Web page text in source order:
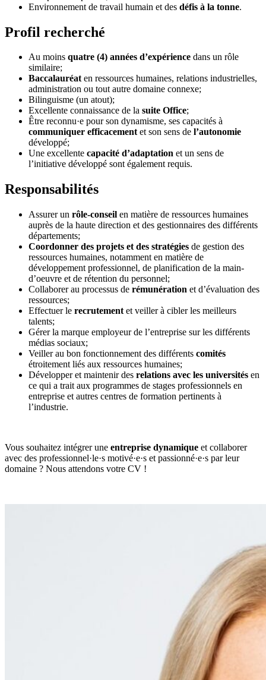
Environnement de travail humain et des défis à la tonne.
Profil recherché
Au moins quatre (4) années d’expérience dans un rôle
similaire;
Baccalauréaten ressources humaines, relations industrielles,
administration ou tout autre domaine connexe;
Bilinguisme (un atout);
Excellente connaissance de la suite Office;
Être reconnu·e pour son dynamisme, ses capacités à
communiquer efficacementet son sens de l’autonomie
développé;
Une excellente capacité d’adaptation et un sens de
l’initiative développé sont également requis.
Responsabilités
Assurer un rôle-conseil en matière de ressources humaines
auprès de la haute direction et des gestionnaires des différents
départements;
Coordonner des projets et des stratégies de gestion des
ressources humaines, notamment en matière de
développement professionnel, de planification de la main-
d’oeuvre et de rétention du personnel;
Collaborer au processus de rémunération et d’évaluation des
ressources;
Effectuer le recrutement et veiller à cibler les meilleurs
talents;
Gérer la marque employeur de l’entreprise sur les différents
médias sociaux;
Veiller au bon fonctionnement des différents comités
étroitement liés aux ressources humaines;
Développer et maintenir des relations avec les universités en
ce qui a trait aux programmes de stages professionnels en
entreprise et autres centres de formation pertinents à
l’industrie.
Vous souhaitez intégrer une entreprise dynamique et collaborer
avec des professionnel·le·s motivé·e·s et passionné·e·s par leur
domaine ? Nous attendons votre CV !